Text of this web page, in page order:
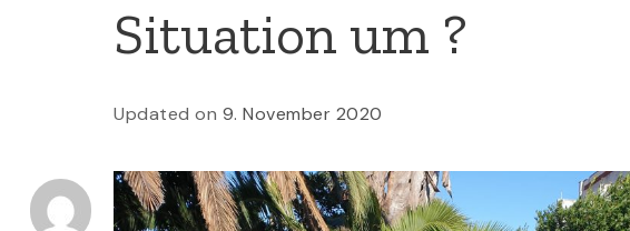
Situation um ?
Updated on 9. November 2020